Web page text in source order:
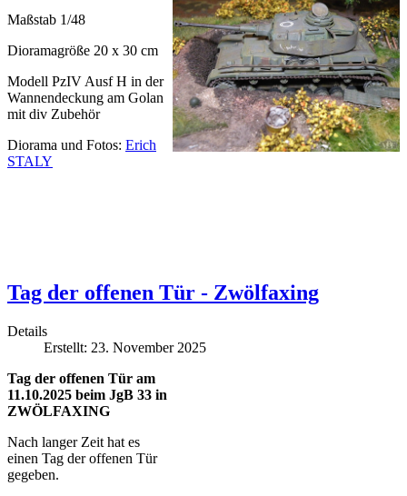
Maßstab 1/48
Dioramagröße 20 x 30 cm
Modell PzIV Ausf H in der
Wannendeckung am Golan
mit div Zubehör
Diorama und Fotos: Erich
STALY
Tag der offenen Tür - Zwölfaxing
Details
Erstellt: 23. November 2025
Tag der offenen Tür am
11.10.2025 beim JgB 33 in
ZWÖLFAXING
Nach langer Zeit hat es
einen Tag der offenen Tür
gegeben.